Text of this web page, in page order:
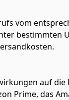
vom
bestimmten
auf
Prime, das